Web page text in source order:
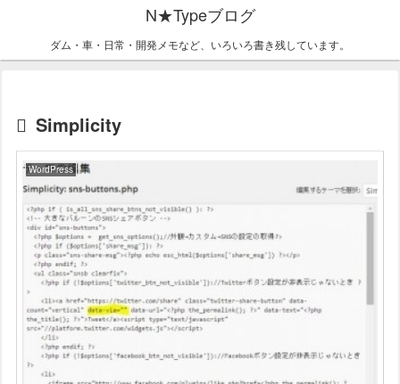
N★Typeブログ
ダム・車・日常・開発メモなど、いろいろ書き残しています。
Simplicity
WordPress